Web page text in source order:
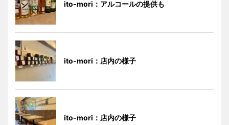
ito-mori：アルコールの提供も
ito-mori：店内の様子
ito-mori：店内の様子